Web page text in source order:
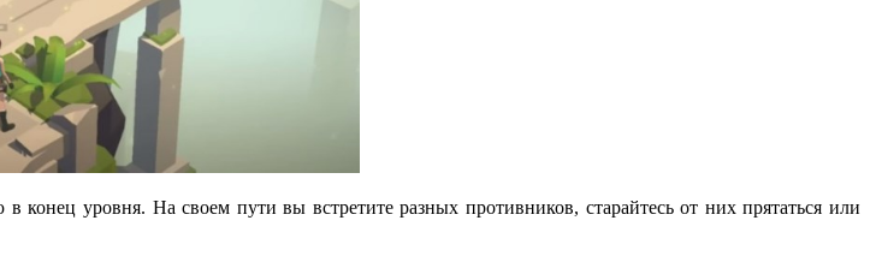
уровня. На своем пути вы встретите разных противников, старайтесь от них прятаться или